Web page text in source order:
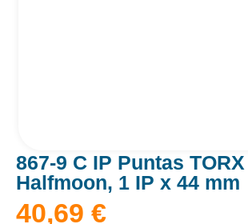
867-9 C IP Puntas
Halfmoon, 1 IP x 44 mm
40,69 €